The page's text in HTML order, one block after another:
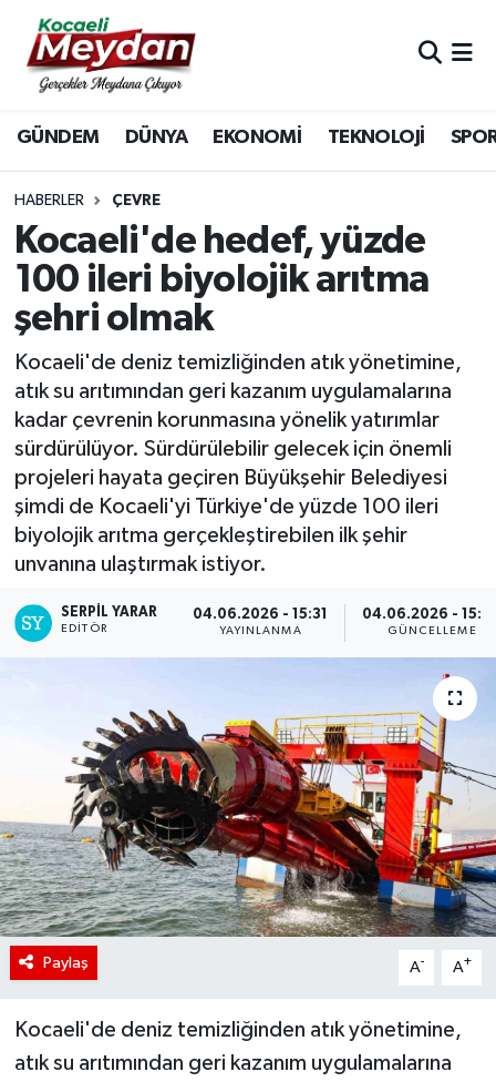
GÜNDEM DÜNYA EKONOMİ TEKNOLOJİ
HABERLER ÇEVRE
Kocaeli'de hedef, yüzde
100 ileri biyolojik arıtma
şehri olmak
Kocaeli'de deniz temizliğinden atık yönetimine,
atık su arıtımından geri kazanım uygulamalarına
kadar çevrenin korunmasına yönelik yatırımlar
sürdürülüyor. Sürdürülebilir gelecek için önemli
projeleri hayata geçiren Büyükşehir Belediyesi
şimdi de Kocaeli'yi Türkiye'de yüzde 100 ileri
biyolojik arıtma gerçekleştirebilen ilk şehir
unvanına ulaştırmak istiyor.
SERPİL YARAR
EDITÖR
04.06.2026 - 15:31
YAYINLANMA
04.06.2026 -
GÜNCELLEME
Paylaş A- A+
Kocaeli'de deniz temizliğinden atık yönetimine,
atık su arıtımından geri kazanım uygulamalarına
Nöbetçi Eczaneler
Hava Durumu
Trafik Durumu
Süper Lig Puan Durumu ve Fikstür
Tüm Manşetler
Son Dakika Haberleri
Haber Arşivi